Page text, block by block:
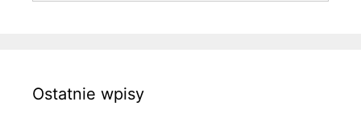
Ostatnie wpisy